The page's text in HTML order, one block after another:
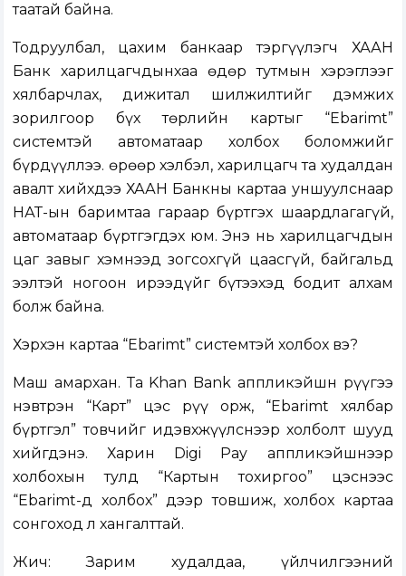
таатай байна.
Тодруулбал, цахим банкаар тэргүүлэгч ХААН
Банк харилцагчдынхаа өдөр тутмын хэрэглээг
хялбарчлах, дижитал шилжилтийг дэмжих
зорилгоор бүх төрлийн картыг “Ebarimt”
системтэй автоматаар холбох боломжийг
бүрдүүллээ. Өөрөөр хэлбэл, харилцагч та худалдан
авалт хийхдээ ХААН Банкны картаа уншуулснаар
НӨАТ-ын баримтаа гараар бүртгэх шаардлагагүй,
автоматаар бүртгэгдэх юм. Энэ нь харилцагчдын
цаг завыг хэмнээд зогсохгүй цаасгүй, байгальд
ээлтэй ногоон ирээдүйг бүтээхэд бодит алхам
болж байна.
Хэрхэн картаа “Ebarimt” системтэй холбох вэ?
Маш амархан. Та Khan Bank аппликэйшн рүүгээ
нэвтрэн “Карт” цэс рүү орж, “Ebarimt хялбар
бүртгэл” товчийг идэвхжүүлснээр холболт шууд
хийгдэнэ. Харин Digi Pay аппликэйшнээр
холбохын тулд “Картын тохиргоо” цэснээс
“Ebarimt-д холбох” дээр товшиж, холбох картаа
сонгоход л хангалттай.
Жич: Зарим худалдаа, үйлчилгээний